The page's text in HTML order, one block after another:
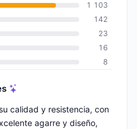
1 103
142
23
16
8
calidad y resistencia, con
agarre y diseño,